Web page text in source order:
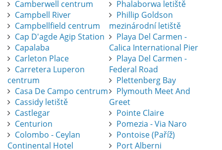
Camberwell centrum
Campbell River
Campbellfield centrum
Cap D'agde Agip Station
Capalaba
Carleton Place
Carretera Luperon
centrum
Casa De Campo centrum
Cassidy letiště
Castlegar
Centurion
Colombo - Ceylan
Continental Hotel
Phalaborwa letiště
Phillip Goldson
mezinárodní letiště
Playa Del Carmen -
Calica International Pier
Playa Del Carmen -
Federal Road
Plettenberg Bay
Plymouth Meet And
Greet
Pointe Claire
Pomezia - Via Naro
Pontoise (Paříž)
Port Alberni